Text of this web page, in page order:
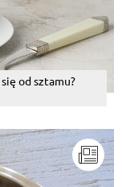
od sztamu?